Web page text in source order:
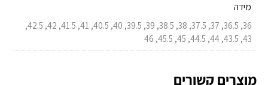
מידה
36, 36.5, 37, 37.5, 38, 38.5, 39, 39.5, 40, 40.5, 41, 41.5, 42, 42.5,
43, 43.5, 44, 44.5, 45, 45.5, 46
מוצרים קשורים